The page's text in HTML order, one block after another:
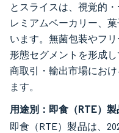
とスライスは、視覚的
レミアムベーカリー、
います。無菌包装やフ
形態セグメントを形成
商取引・輸出市場にお
ます。
用途別：即食（RTE）
即食（RTE）製品は、